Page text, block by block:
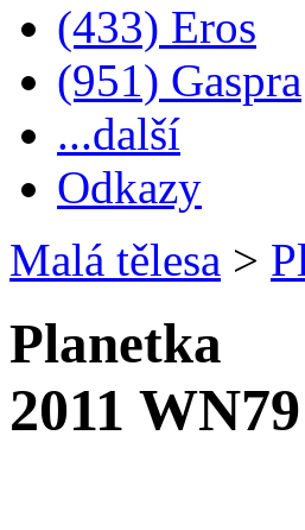
(433) Eros
(951) Gaspra
...další
Odkazy
Malá tělesa >
Planetka
2011 WN79